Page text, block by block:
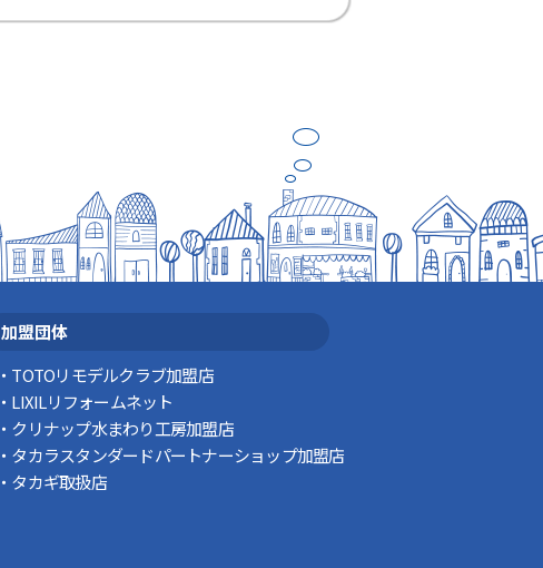
加盟団体
TOTOリモデルクラブ加盟店
LIXILリフォームネット
クリナップ水まわり工房加盟店
タカラスタンダードパートナーショップ加盟店
タカギ取扱店